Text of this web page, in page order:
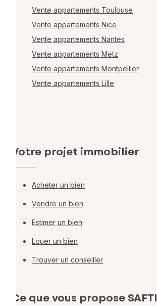
Vente appartements Toulouse
Vente appartements Nice
Vente appartements Nantes
Vente appartements Metz
Vente appartements Montpellier
Vente appartements Lille
Votre projet immobilier
Acheter un bien
Vendre un bien
Estimer un bien
Louer un bien
Trouver un conseiller
Ce que vous propose SAFTI